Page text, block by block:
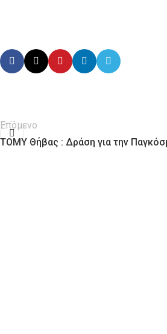
Επόμενο
ΤΟΜΥ Θήβας : Δράση για την